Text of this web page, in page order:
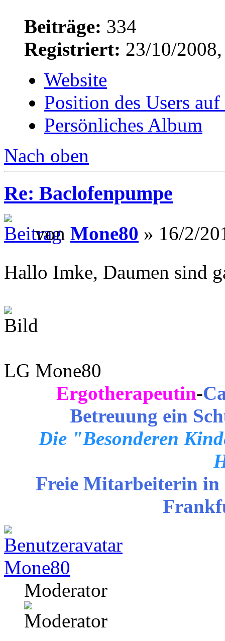
Beiträge: 334
Registriert: 23/10/
Website
Position des Users
Persönliches Album
Nach oben
Re: Baclofenpumpe
von Mone80 » 16/2/
Hallo Imke, Daumen sind
LG Mone80
Ergotherapeutin-
Betreuung ein
Die "Besonderen
Freie Mitarbeiterin in
Mone80
Moderator